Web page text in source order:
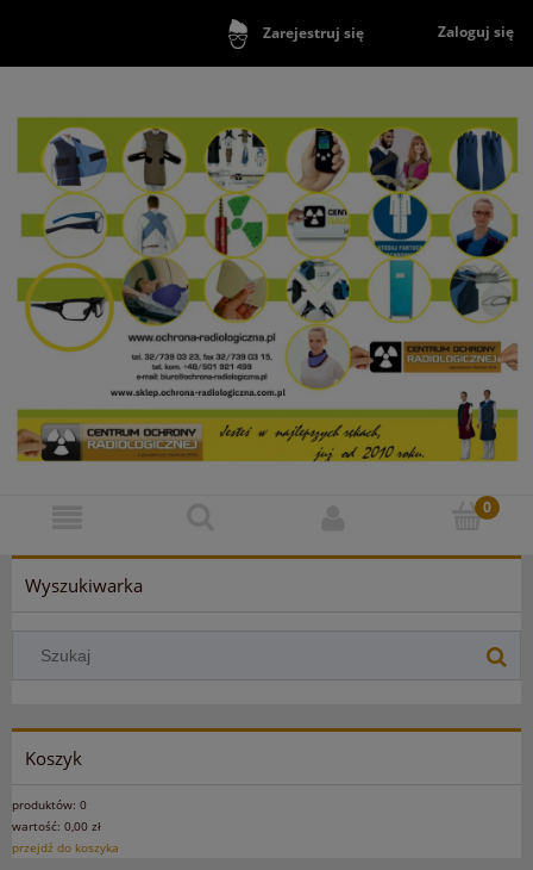
Zarejestruj się Zaloguj się
Wyszukiwarka
Koszyk
produktów: 0
wartość: 0,00 zł
przejdź do koszyka